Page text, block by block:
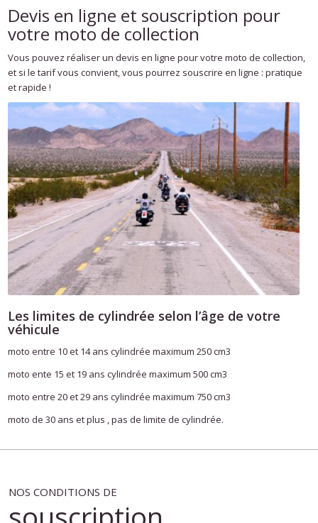
Devis en ligne et souscription pour
votre moto de collection
Vous pouvez réaliser un devis en ligne pour votre moto de collection,
et si le tarif vous convient, vous pourrez souscrire en ligne : pratique
et rapide !
Les limites de cylindrée selon l’âge de votre
véhicule
moto entre 10 et 14 ans cylindrée maximum 250 cm3
moto ente 15 et 19 ans cylindrée maximum 500 cm3
moto entre 20 et 29 ans cylindrée maximum 750 cm3
moto de 30 ans et plus , pas de limite de cylindrée.
NOS CONDITIONS DE